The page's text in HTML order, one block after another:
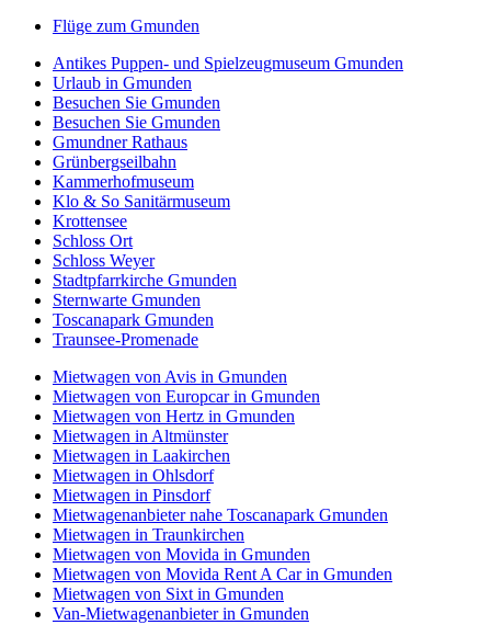
Flüge zum Gmunden
Antikes Puppen- und Spielzeugmuseum Gmunden
Urlaub in Gmunden
Besuchen Sie Gmunden
Besuchen Sie Gmunden
Gmundner Rathaus
Grünbergseilbahn
Kammerhofmuseum
Klo & So Sanitärmuseum
Krottensee
Schloss Ort
Schloss Weyer
Stadtpfarrkirche Gmunden
Sternwarte Gmunden
Toscanapark Gmunden
Traunsee-Promenade
Mietwagen von Avis in Gmunden
Mietwagen von Europcar in Gmunden
Mietwagen von Hertz in Gmunden
Mietwagen in Altmünster
Mietwagen in Laakirchen
Mietwagen in Ohlsdorf
Mietwagen in Pinsdorf
Mietwagenanbieter nahe Toscanapark Gmunden
Mietwagen in Traunkirchen
Mietwagen von Movida in Gmunden
Mietwagen von Movida Rent A Car in Gmunden
Mietwagen von Sixt in Gmunden
Van-Mietwagenanbieter in Gmunden